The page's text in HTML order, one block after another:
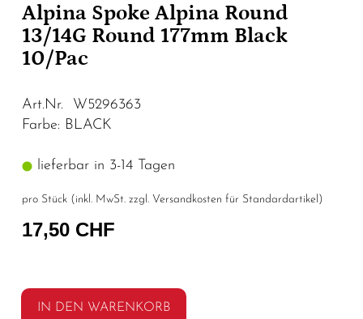
Alpina Spoke Alpina Round
13/14G Round 177mm Black
10/Pac
Art.Nr. W5296363
Farbe: BLACK
lieferbar in 3-14 Tagen
pro Stück (inkl. MwSt. zzgl. Versandkosten für Standardartikel )
17,50 CHF
IN DEN WARENKORB